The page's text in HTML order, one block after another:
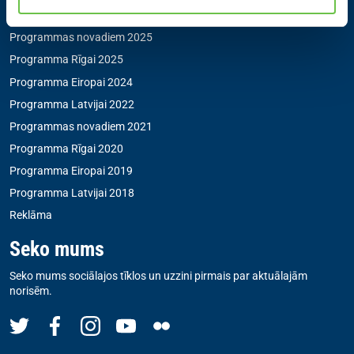
Pārredzamības paziņojumi
Programmas novadiem 2025
Programma Rīgai 2025
Programma Eiropai 2024
Programma Latvijai 2022
Programmas novadiem 2021
Programma Rīgai 2020
Programma Eiropai 2019
Programma Latvijai 2018
Reklāma
Seko mums
Seko mums sociālajos tīklos un uzzini pirmais par aktuālajām
norisēm.